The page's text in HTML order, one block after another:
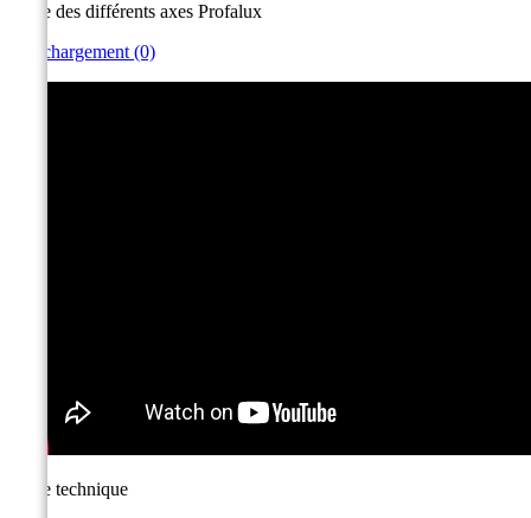
Taille des différents axes Profalux
Téléchargement (0)
Fiche technique